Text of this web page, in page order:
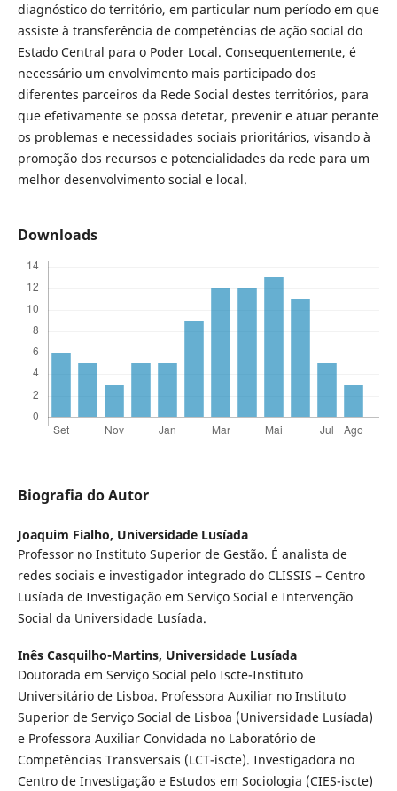
diagnóstico do território, em particular num período em que
assiste à transferência de competências de ação social do
Estado Central para o Poder Local. Consequentemente, é
necessário um envolvimento mais participado dos
diferentes parceiros da Rede Social destes territórios, para
que efetivamente se possa detetar, prevenir e atuar perante
os problemas e necessidades sociais prioritários, visando à
promoção dos recursos e potencialidades da rede para um
melhor desenvolvimento social e local.
Downloads
Biografia do Autor
Joaquim Fialho, Universidade Lusíada
Professor no Instituto Superior de Gestão. É analista de
redes sociais e investigador integrado do CLISSIS – Centro
Lusíada de Investigação em Serviço Social e Intervenção
Social da Universidade Lusíada.
Inês Casquilho-Martins, Universidade Lusíada
Doutorada em Serviço Social pelo Iscte-Instituto
Universitário de Lisboa. Professora Auxiliar no Instituto
Superior de Serviço Social de Lisboa (Universidade Lusíada)
e Professora Auxiliar Convidada no Laboratório de
Competências Transversais (LCT-iscte). Investigadora no
Centro de Investigação e Estudos em Sociologia (CIES-iscte)